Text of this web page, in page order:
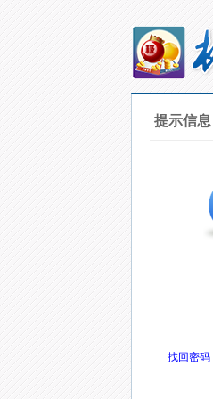
提示信息
找回密码